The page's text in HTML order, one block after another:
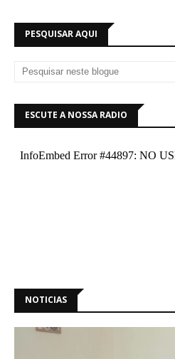
PESQUISAR AQUI
ESCUTE A NOSSA RADIO
NOTICIAS